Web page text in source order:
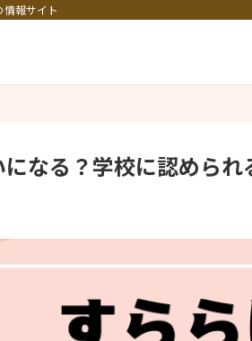
報サイト
なる？学校に認められ